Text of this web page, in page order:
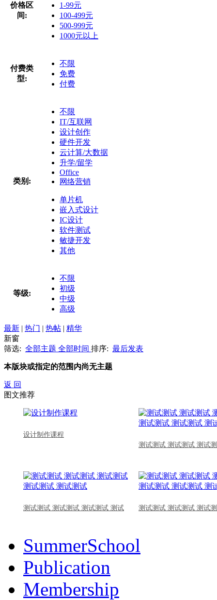
价格区
间:
1-99元
100-499元
500-999元
1000元以上
付费类
型:
不限
免费
付费
类别:
不限
IT/互联网
设计创作
硬件开发
云计算/大数据
升学/留学
Office
网络营销
单片机
嵌入式设计
IC设计
软件测试
敏捷开发
其他
等级:
不限
初级
中级
高级
最新 | 热门 | 热帖 | 精华
新窗
筛选: 全部主题 全部时间 排序: 最后发表
本版块或指定的范围内尚无主题
返 回
图文推荐
设计制作课程
测试测试 测试测试 测试
测试测试 测试测试 测试测试 测试 测试测试 测试测试 测试
SummerSchool
Publication
Membership